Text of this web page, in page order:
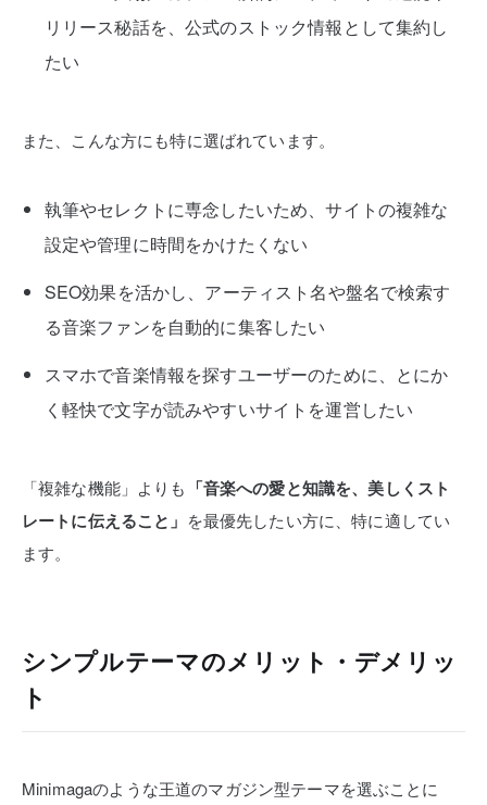
リリース秘話を、公式のストック情報として集約し
たい
また、こんな方にも特に選ばれています。
執筆やセレクトに専念したいため、サイトの複雑な
設定や管理に時間をかけたくない
SEO効果を活かし、アーティスト名や盤名で検索す
る音楽ファンを自動的に集客したい
スマホで音楽情報を探すユーザーのために、とにか
く軽快で文字が読みやすいサイトを運営したい
「複雑な機能」よりも 「音楽への愛と知識を、美しくスト
レートに伝えること」 を最優先したい方に、特に適してい
ます。
シンプルテーマのメリット・デメリッ
ト
Minimagaのような王道のマガジン型テーマを選ぶことに